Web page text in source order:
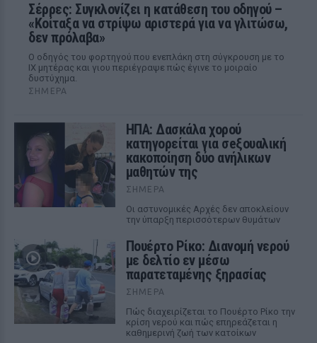
Σέρρες: Συγκλονίζει η κατάθεση του οδηγού –
«Κοίταξα να στρίψω αριστερά για να γλιτώσω,
δεν πρόλαβα»
Ο οδηγός του φορτηγού που ενεπλάκη στη σύγκρουση με το
ΙΧ μητέρας και γιου περιέγραψε πώς έγινε το μοιραίο
δυστύχημα.
ΣΉΜΕΡΑ
ΗΠΑ: Δασκάλα χορού
κατηγορείται για σeξουαλική
κακοποίηση δύο ανήλικων
μαθητών της
ΣΉΜΕΡΑ
Οι αστυνομικές Αρχές δεν αποκλείουν
την ύπαρξη περισσότερων θυμάτων
Πουέρτο Ρίκο: Διανομή νερού
με δελτίο εν μέσω
παρατεταμένης ξηρασίας
ΣΉΜΕΡΑ
Πώς διαχειρίζεται το Πουέρτο Ρίκο την
κρίση νερού και πώς επηρεάζεται η
καθημερινή ζωή των κατοίκων